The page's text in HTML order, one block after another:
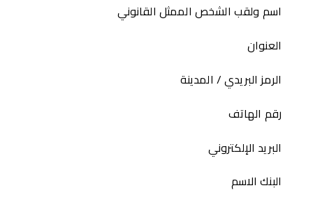
اسم ولقب الشخص الممثل القانوني
العنوان
الرمز البريدي / المدينة
رقم الهاتف
البريد الإلكتروني
البنك الاسم